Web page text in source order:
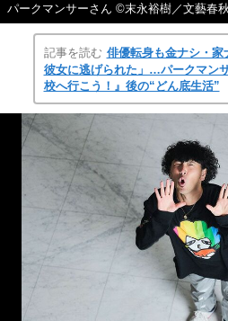
パークマンサーさん ©末永裕樹／文藝春秋
記事を読む 俳優転身も金ナシ・家
彼女に逃げられた」…パークマン
校へ行こう！』後の“どん底生活”